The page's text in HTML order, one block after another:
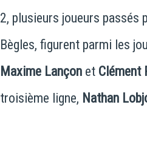
2, plusieurs joueurs passés
Bègles, figurent parmi les
Maxime Lançon et Clément
troisième ligne, Nathan